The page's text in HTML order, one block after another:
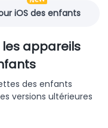
iOS des enfants
appareils
des enfants
versions ultérieures